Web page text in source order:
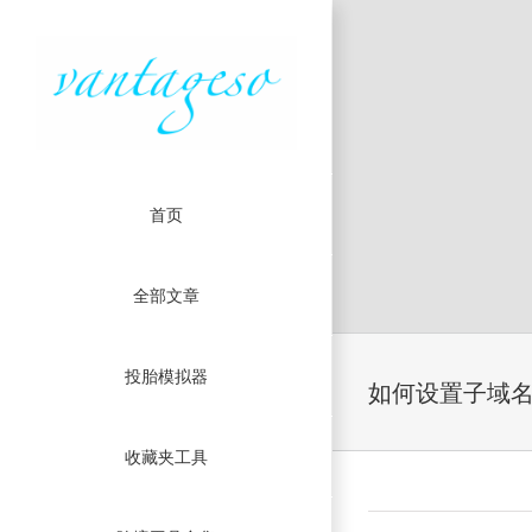
首页
全部文章
投胎模拟器
收藏夹工具
如何设置子域